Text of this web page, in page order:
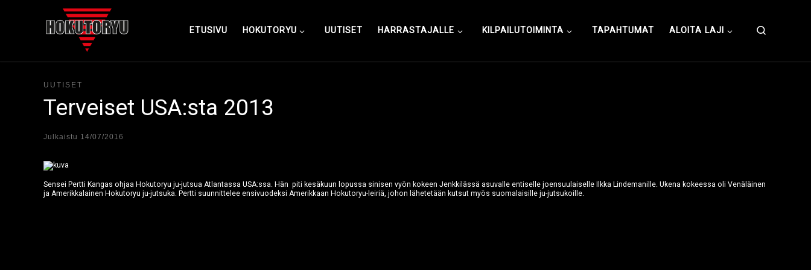
Skip to content
ETUSIVU HOKUTORYU UUTISET HARRASTAJALLE KILPAILUTOIMINTA TAPAHTUMAT ALOITA LAJI
UUTISET
Terveiset USA:sta 2013
Julkaistu 14/07/2016
Sensei Pertti Kangas ohjaa Hokutoryu ju-jutsua Atlantassa USA:ssa. Hän piti kesäkuun lopussa sinisen vyön kokeen Jenkkilässä asuvalle entiselle joensuulaiselle Ilkka Lindemanille. Ukena kokeessa oli Venäläinen
ja Amerikkalainen Hokutoryu ju-jutsuka. Pertti suunnittelee ensivuodeksi Amerikkaan Hokutoryu-leiriä, johon lähetetään kutsut myös suomalaisille ju-jutsukoille.